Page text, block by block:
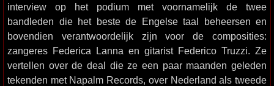
interview op het podium met voornamelijk de twee
bandleden die het beste de Engelse taal beheersen en
bovendien verantwoordelijk zijn voor de composities:
zangeres Federica Lanna en gitarist Federico Truzzi. Ze
vertellen over de deal die ze een paar maanden geleden
tekenden met Napalm Records, over Nederland als tweede